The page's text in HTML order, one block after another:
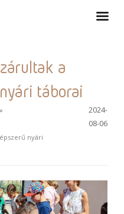
a
táborai
nyári
2024-
08-06